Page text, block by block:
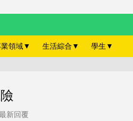
領域▼ 生活綜合 ▼ 學生 ▼
新回覆